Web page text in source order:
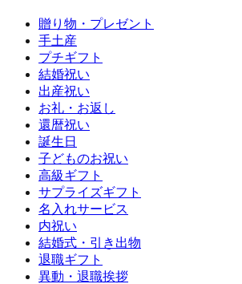
贈り物・プレゼント
手土産
プチギフト
結婚祝い
出産祝い
お礼・お返し
還暦祝い
誕生日
子どものお祝い
高級ギフト
サプライズギフト
名入れサービス
内祝い
結婚式・引き出物
退職ギフト
異動・退職挨拶